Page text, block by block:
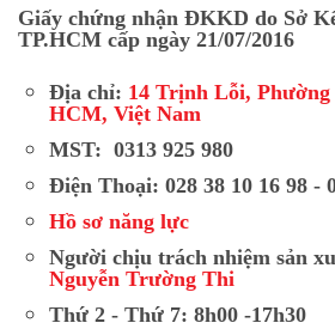
Giấy chứng nhận ĐKKD do Sở
TP.HCM cấp ngày 21/07/2016
Địa chỉ: 14 Trịnh Lỗi, Phường
HCM, Việt Nam
MST: 0313 925 980
Điện Thoại: 028 38 10 16 98 -
Hồ sơ năng lực
Người chịu trách nhiệm sản
Nguyễn Trường Thi
Thứ 2 - Thứ 7: 8h00 -17h30